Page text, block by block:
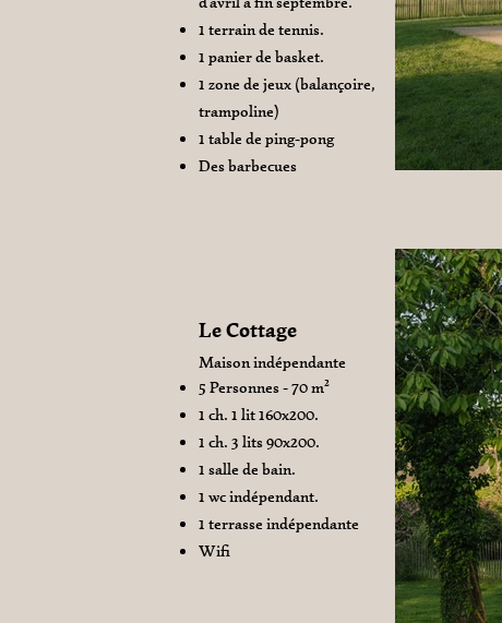
1 terrain de tennis.
1 panier de basket.
1 zone de jeux (balançoire,
trampoline)
1 table de ping-pong
Des barbecues
Le Cottage
Maison indépendante
5 Personnes - 70 m²
1 ch. 1 lit 160x200.
1 ch. 3 lits 90x200.
1 salle de bain.
1 wc indépendant.
1 terrasse indépendante
Wifi